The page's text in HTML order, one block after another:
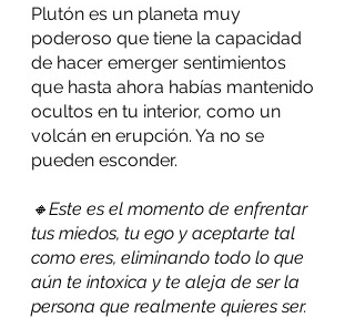
Plutón es un planeta muy
poderoso que tiene la capacidad
de hacer emerger sentimientos
que hasta ahora habías mantenido
ocultos en tu interior, como un
volcán en erupción. Ya no se
pueden esconder.
🔸Este es el momento de enfrentar
tus miedos, tu ego y aceptarte tal
como eres, eliminando todo lo que
aún te intoxica y te aleja de ser la
persona que realmente quieres ser.